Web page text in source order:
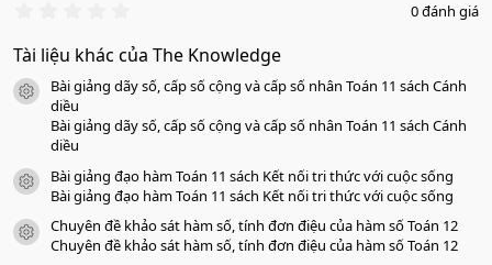
0
0
a
0 đánh giá
Tài liệu khác của The Knowledge
icon tài liệu
Bài giảng dãy số, cấp số cộng và cấp số nhân Toán 11 sách Cánh
diều
Bài giảng dãy số, cấp số cộng và cấp số nhân Toán 11 sách Cánh
diều
icon tài liệu
Bài giảng đạo hàm Toán 11 sách Kết nối tri thức với cuộc sống
Bài giảng đạo hàm Toán 11 sách Kết nối tri thức với cuộc sống
icon tài liệu
Chuyên đề khảo sát hàm số, tính đơn điệu của hàm số Toán 12
Chuyên đề khảo sát hàm số, tính đơn điệu của hàm số Toán 12